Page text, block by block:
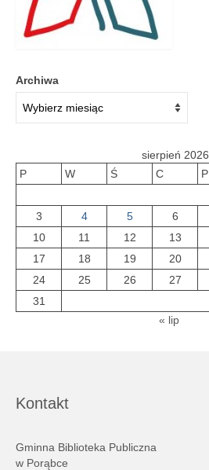
Archiwa
sierpień 2026
P
W Ś C P
3
4 5 6
10
11 12 13
17
18 19 20
24
25 26 27
31
« lip
Kontakt
Gminna Biblioteka Publiczna
w Porąbce